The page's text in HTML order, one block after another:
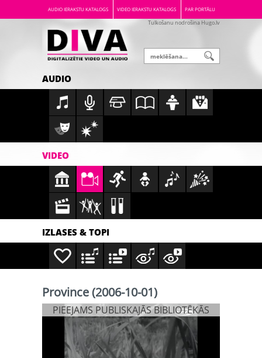
AUDIO IERAKSTU KATALOGS VIDEO IERAKSTU KATALOGS PAR PORTĀLU
Tulkošanu nodrošina Hugo.lv
AUDIO
VIDEO
IZLASES & TOPI
Province (2006-10-01)
PIEEJAMS PUBLISKAJĀS BIBLIOTĒKĀS